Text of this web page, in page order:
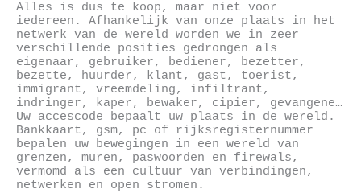
Alles is dus te koop, maar niet voor
iedereen. Afhankelijk van onze plaats in het
netwerk van de wereld worden we in zeer
verschillende posities gedrongen als
eigenaar, gebruiker, bediener, bezetter,
bezette, huurder, klant, gast, toerist,
immigrant, vreemdeling, infiltrant,
indringer, kaper, bewaker, cipier, gevangene…
Uw accescode bepaalt uw plaats in de wereld.
Bankkaart, gsm, pc of rijksregisternummer
bepalen uw bewegingen in een wereld van
grenzen, muren, paswoorden en firewals,
vermomd als een cultuur van verbindingen,
netwerken en open stromen.